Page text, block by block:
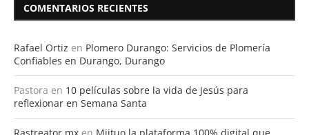
COMENTARIOS RECIENTES
Rafael Ortiz en Plomero Durango: Servicios de Plomería
Confiables en Durango, Durango
Pastora en 10 películas sobre la vida de Jesús para
reflexionar en Semana Santa
Rastreator.mx en Miituo la plataforma 100% digital que